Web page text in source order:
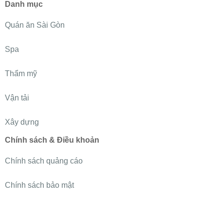
Danh mục
Quán ăn Sài Gòn
Spa
Thẩm mỹ
Vận tải
Xây dựng
Chính sách & Điều khoản
Chính sách quảng cáo
Chính sách bảo mật